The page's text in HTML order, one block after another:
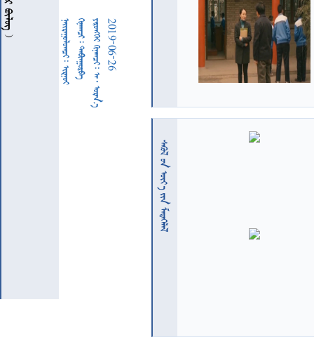
         2019-06-26
  